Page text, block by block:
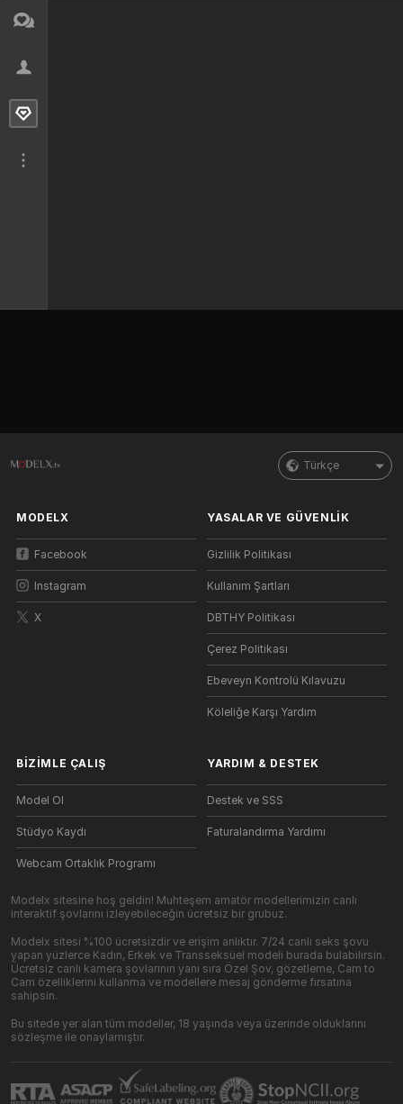
Türkçe
MODELX
Facebook
Instagram
X
YASALAR VE GÜVENLIK
Gizlilik Politikası
Kullanım Şartları
DBTHY Politikası
Çerez Politikası
Ebeveyn Kontrolü Kılavuzu
Köleliğe Karşı Yardım
BIZIMLE ÇALIŞ
Model Ol
Stüdyo Kaydı
Webcam Ortaklık Programı
YARDIM & DESTEK
Destek ve SSS
Faturalandırma Yardımı
Modelx sitesine hoş geldin! Muhteşem amatör modellerimizin canlı
interaktif şovlarını izleyebileceğin ücretsiz bir grubuz.
Modelx sitesi %100 ücretsizdir ve erişim anlıktır. 7/24 canlı seks şovu
yapan yüzlerce Kadın, Erkek ve Transseksüel modeli burada bulabilirsin.
Ücretsiz canlı kamera şovlarının yanı sıra Özel Şov, gözetleme, Cam to
Cam özelliklerini kullanma ve modellere mesaj gönderme fırsatına
sahipsin.
Bu sitede yer alan tüm modeller, 18 yaşında veya üzerinde olduklarını
sözleşme ile onaylamıştır.